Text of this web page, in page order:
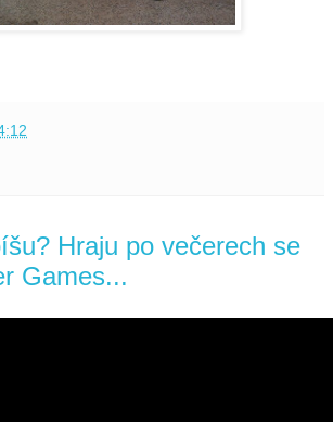
Hraju po večerech se
Games...